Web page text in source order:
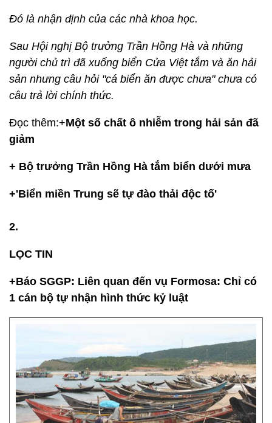
Đó là nhận định của các nhà khoa học.
Sau Hội nghị Bộ trưởng Trần Hồng Hà và những
người chủ trì đã xuống biển Cửa Việt tắm và ăn hải
sản nhưng câu hỏi "cá biển ăn được chưa" chưa có
câu trả lời chính thức.
Đọc thêm:+Một số chất ô nhiễm trong hải sản đã
giảm
+ Bộ trưởng Trần Hồng Hà tắm biển dưới mưa
+'Biển miền Trung sẽ tự đào thải độc tố'
2.
LỌC TIN
+Báo SGGP: Liên quan đến vụ Formosa: Chỉ có
1 cán bộ tự nhận hình thức kỷ luật